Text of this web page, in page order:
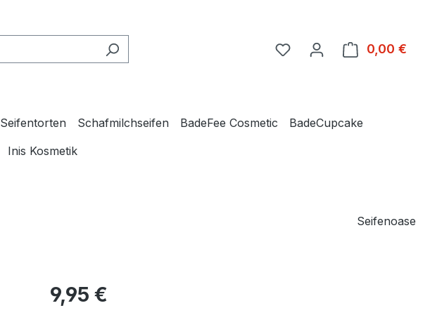
0,00 €
Seifentorten Schafmilchseifen BadeFee Cosmetic
BadeCupcake
Inis Kosmetik
Seifenoase
Regulärer Preis:
9,95 €